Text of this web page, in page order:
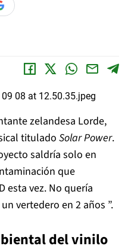
zelandesa Lorde,
titulado Solar Power.
saldría solo en
que
esta vez. No quería
vertedero en 2 años ”.
del vinilo